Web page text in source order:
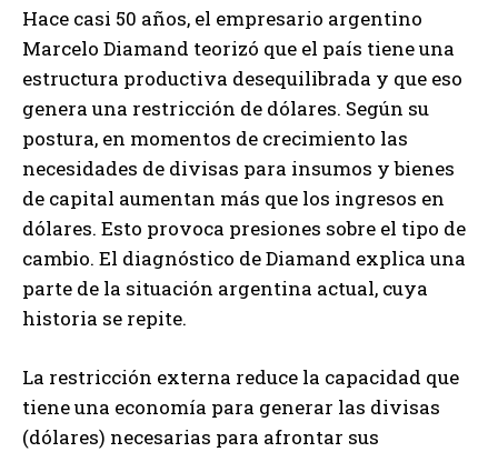
Hace casi 50 años, el empresario argentino
Marcelo Diamand teorizó que el país tiene una
estructura productiva desequilibrada y que eso
genera una restricción de dólares. Según su
postura, en momentos de crecimiento las
necesidades de divisas para insumos y bienes
de capital aumentan más que los ingresos en
dólares. Esto provoca presiones sobre el tipo de
cambio. El diagnóstico de Diamand explica una
parte de la situación argentina actual, cuya
historia se repite.
La restricción externa reduce la capacidad que
tiene una economía para generar las divisas
(dólares) necesarias para afrontar sus